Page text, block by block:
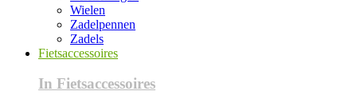
Wielen
Zadelpennen
Zadels
Fietsaccessoires
In Fietsaccessoires